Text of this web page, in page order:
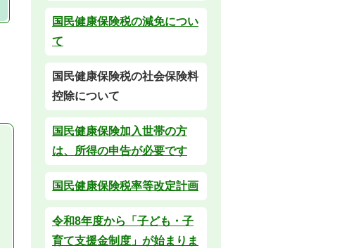
国民健康保険税の減免につい
て
国民健康保険税の社会保険料
控除について
国民健康保険加入世帯の方
は、所得の申告が必要です
国民健康保険税率等改定計画
令和8年度から「子ども・子
育て支援金制度」が始まりま